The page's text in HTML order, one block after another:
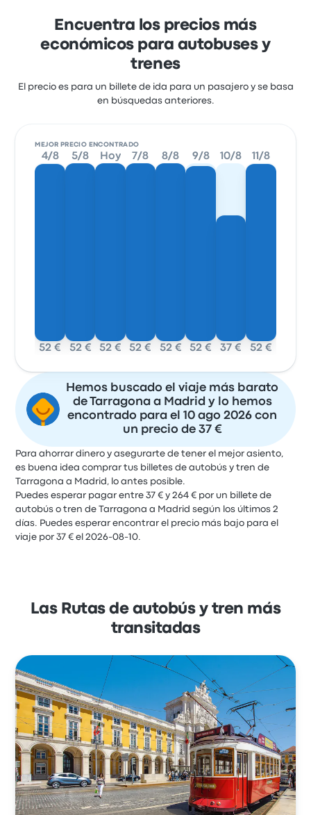
Encuentra los precios más
económicos para autobuses y
trenes
El precio es para un billete de ida para un pasajero y se basa
en búsquedas anteriores.
MEJOR PRECIO ENCONTRADO
4/8
52 €
5/8
52 €
Hoy
52 €
7/8
52 €
8/8
52 €
9/8
52 €
10/8
37 €
11/8
52 €
Hemos buscado el viaje más barato
de Tarragona a Madrid y lo hemos
encontrado para el 10 ago 2026 con
un precio de 37 €
Para ahorrar dinero y asegurarte de tener el mejor asiento,
es buena idea comprar tus billetes de autobús y tren de
Tarragona a Madrid, lo antes posible.
Puedes esperar pagar entre 37 € y 264 € por un billete de
autobús o tren de Tarragona a Madrid según los últimos 2
días. Puedes esperar encontrar el precio más bajo para el
viaje por 37 € el 2026-08-10.
Las Rutas de autobús y tren más
transitadas